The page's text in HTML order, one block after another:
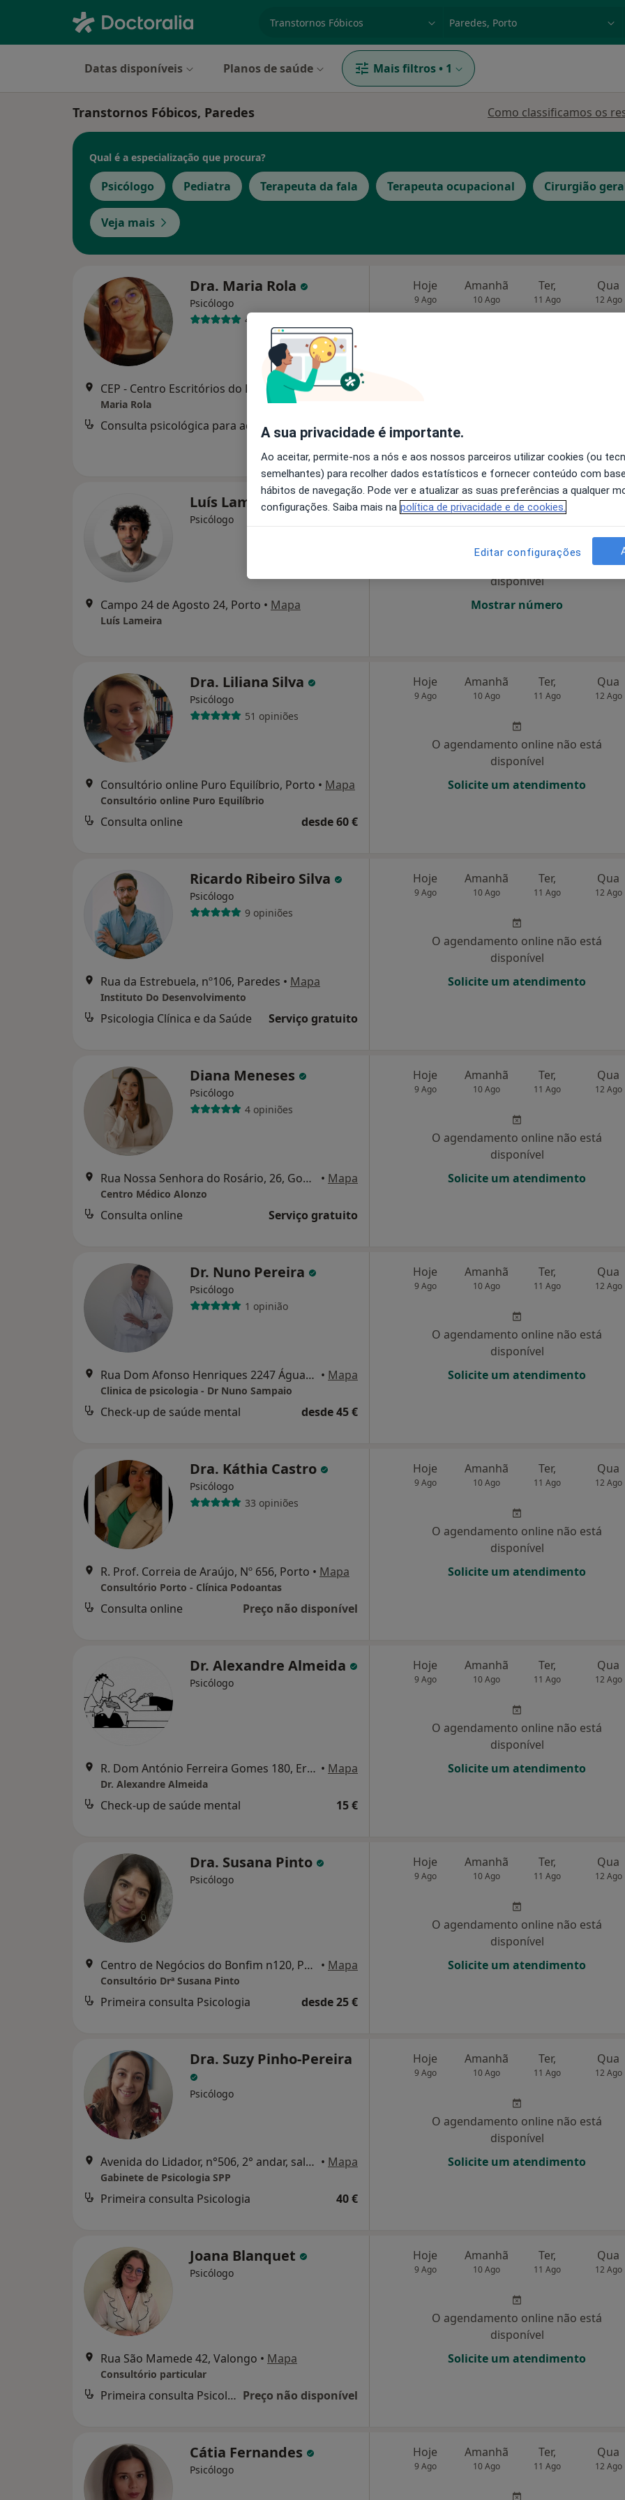
especialidade, doença ou nome
Datas disponíveis Planos de saúde Mais filtros • 1
Transtornos Fóbicos, Paredes Como classificamos os
Qual é a especialização que procura?
Psicólogo Pediatra Terapeuta da fala Terapeuta ocupacional Cirurgião
Veja mais
Dra. Maria Rola
Psicólogo
49 opiniões
CEP - Centro Escritórios do Porto - Rua de Santos Pousada 441, Porto •Mapa
Maria Rola
Consulta psicológica para adultos 55 €
Hoje
9 Ago
Amanhã
10 Ago
Ter,
11 Ago
Qua
12 Ago
Luís Lameira
Psicólogo
Campo 24 de Agosto 24, Porto • Mapa
Luís Lameira
Hoje
9 Ago
Amanhã
10 Ago
Ter,
11 Ago
O agendamento online não está
disponível
Mostrar número
Dra. Liliana Silva
Psicólogo
51 opiniões
Consultório online Puro Equilíbrio, Porto • Mapa
Consultório online Puro Equilíbrio
Consulta online desde 60 €
Hoje
9 Ago
Amanhã
10 Ago
Ter,
11 Ago
Qua
12 Ago
O agendamento online não está
disponível
Solicite um atendimento
Ricardo Ribeiro Silva
Psicólogo
9 opiniões
Rua da Estrebuela, nº106, Paredes • Mapa
Instituto Do Desenvolvimento
Psicologia Clínica e da Saúde Serviço gratuito
Hoje
9 Ago
Amanhã
10 Ago
Ter,
11 Ago
Qua
12 Ago
O agendamento online não está
disponível
Solicite um atendimento
Diana Meneses
Psicólogo
4 opiniões
Rua Nossa Senhora do Rosário, 26, Gondomar • Mapa
Centro Médico Alonzo
Consulta online Serviço gratuito
Hoje
9 Ago
Amanhã
10 Ago
Ter,
11 Ago
Qua
12 Ago
O agendamento online não está
disponível
Solicite um atendimento
Dr. Nuno Pereira
Psicólogo
1 opinião
Rua Dom Afonso Henriques 2247 Águas santas, Maia • Mapa
Clinica de psicologia - Dr Nuno Sampaio
Check-up de saúde mental desde 45 €
Hoje
9 Ago
Amanhã
10 Ago
Ter,
11 Ago
Qua
12 Ago
O agendamento online não está
disponível
Solicite um atendimento
Dra. Káthia Castro
Psicólogo
33 opiniões
R. Prof. Correia de Araújo, Nº 656, Porto • Mapa
Consultório Porto - Clínica Podoantas
Consulta online Preço não disponível
Hoje
9 Ago
Amanhã
10 Ago
Ter,
11 Ago
Qua
12 Ago
O agendamento online não está
disponível
Solicite um atendimento
Dr. Alexandre Almeida
Psicólogo
R. Dom António Ferreira Gomes 180, Ermesinde • Mapa
Dr. Alexandre Almeida
Check-up de saúde mental 15 €
Hoje
9 Ago
Amanhã
10 Ago
Ter,
11 Ago
Qua
12 Ago
O agendamento online não está
disponível
Solicite um atendimento
Dra. Susana Pinto
Psicólogo
Centro de Negócios do Bonfim n120, Porto • Mapa
Consultório Drª Susana Pinto
Primeira consulta Psicologia desde 25 €
Hoje
9 Ago
Amanhã
10 Ago
Ter,
11 Ago
Qua
12 Ago
O agendamento online não está
disponível
Solicite um atendimento
Dra. Suzy Pinho-Pereira
Psicólogo
Avenida do Lidador, n°506, 2° andar, sala 10. , Águas Santas • Mapa
Gabinete de Psicologia SPP
Primeira consulta Psicologia 40 €
Hoje
9 Ago
Amanhã
10 Ago
Ter,
11 Ago
Qua
12 Ago
O agendamento online não está
disponível
Solicite um atendimento
Joana Blanquet
Psicólogo
Rua São Mamede 42, Valongo • Mapa
Consultório particular
Primeira consulta Psicologia Preço não disponível
Hoje
9 Ago
Amanhã
10 Ago
Ter,
11 Ago
Qua
12 Ago
O agendamento online não está
disponível
Solicite um atendimento
Cátia Fernandes
Psicólogo
Hoje
9 Ago
Amanhã
10 Ago
Ter,
11 Ago
Qua
12 Ago
A sua privacidade é importante.
Ao aceitar, permite-nos a nós e aos nossos parceiros utilizar cookies (ou
semelhantes) para recolher dados estatísticos e fornecer conteúdo com
hábitos de navegação. Pode ver e atualizar as suas preferências a qualquer
configurações. Saiba mais na política de privacidade e de cookies.
Editar configurações